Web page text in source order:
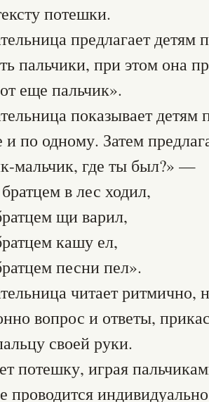
потешки.
предлагает детям
пальчики, при этом она
еще пальчик».
показывает
и по одному. Затем
мальчик, где ты был?» —
в лес ходил,
щи варил,
кашу ел,
песни пел».
читает ритмично,
вопрос и ответы,
своей руки.
потешку, играя
проводится